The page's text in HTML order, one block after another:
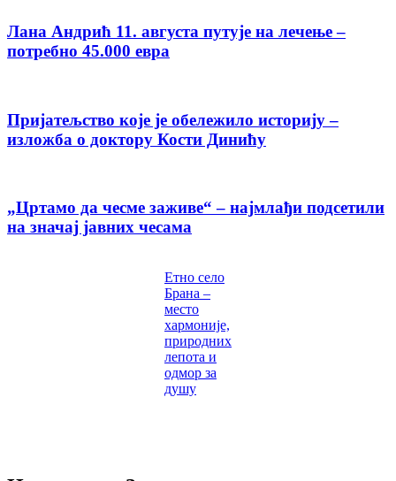
Лана Андрић 11. августа путује на лечење –
потребно 45.000 евра
Пријатељство које је обележило историју –
изложба о доктору Кости Динићу
„Цртамо да чесме заживе“ – најмлађи подсетили
на значај јавних чесама
Етно село
Брана –
место
хармоније,
природних
лепота и
одмор за
душу